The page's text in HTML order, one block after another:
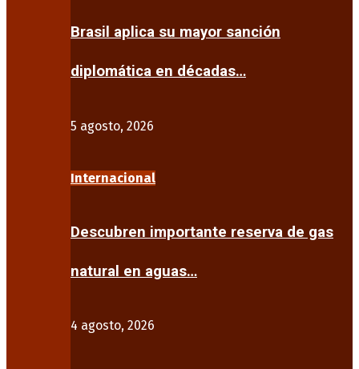
Brasil aplica su mayor sanción
diplomática en décadas…
5 agosto, 2026
Internacional
Descubren importante reserva de gas
natural en aguas…
4 agosto, 2026